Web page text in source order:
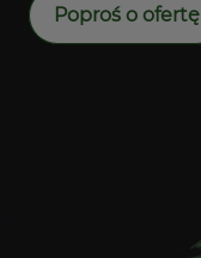
Poproś o ofertę